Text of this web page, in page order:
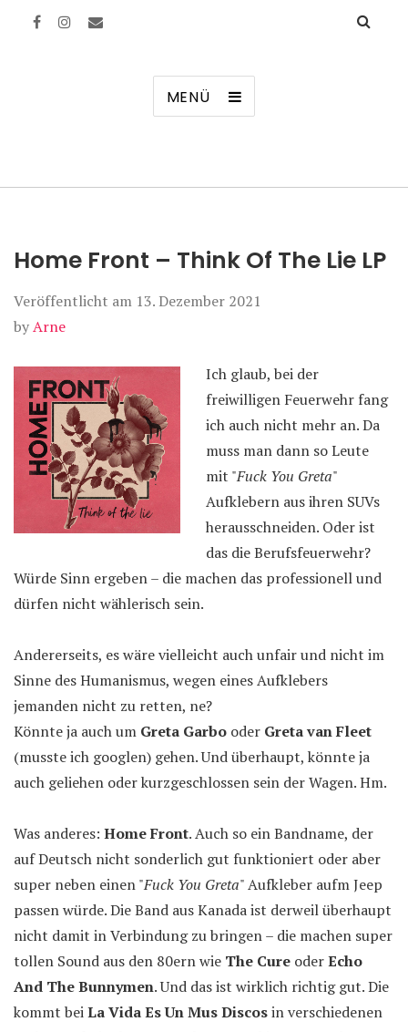
MENÜ
Home Front – Think Of The Lie LP
Veröffentlicht am 13. Dezember 2021
byArne
Ich glaub, bei der
freiwilligen Feuerwehr fang
ich auch nicht mehr an. Da
muss man dann so Leute
mit "Fuck You Greta"
Aufklebern aus ihren SUVs
herausschneiden. Oder ist
das die Berufsfeuerwehr?
Würde Sinn ergeben – die machen das professionell und
dürfen nicht wählerisch sein.
Andererseits, es wäre vielleicht auch unfair und nicht im
Sinne des Humanismus, wegen eines Aufklebers
jemanden nicht zu retten, ne?
Könnte ja auch um Greta Garbo oder Greta van Fleet
(musste ich googlen) gehen. Und überhaupt, könnte ja
auch geliehen oder kurzgeschlossen sein der Wagen. Hm.
Was anderes: Home Front. Auch so ein Bandname, der
auf Deutsch nicht sonderlich gut funktioniert oder aber
super neben einen "Fuck You Greta" Aufkleber aufm Jeep
passen würde. Die Band aus Kanada ist derweil überhaupt
nicht damit in Verbindung zu bringen – die machen super
tollen Sound aus den 80ern wie The Cure oderEcho
And The Bunnymen. Und das ist wirklich richtig gut. Die
kommt beiLa Vida Es Un Mus Discosin verschiedenen